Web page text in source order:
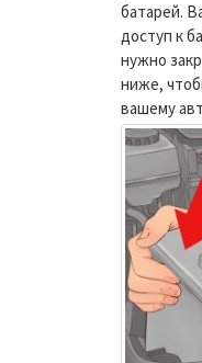
батарей.
доступ к
нужно
ниже,
вашему